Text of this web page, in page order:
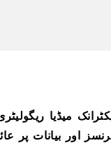
میڈیا
اور بیانات پر